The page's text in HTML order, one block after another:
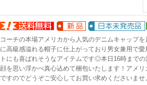
コーチの本場アメリカから人気のデニムキャップ
に高級感溢れる帽子に仕上がっており男女兼用で
トにも喜ばれそうなアイテムです◎本日16時まで
顔を思い浮かべ真心込めて梱包いたします！アメ
ですのでどうぞご安心してお買い求めくださいませ